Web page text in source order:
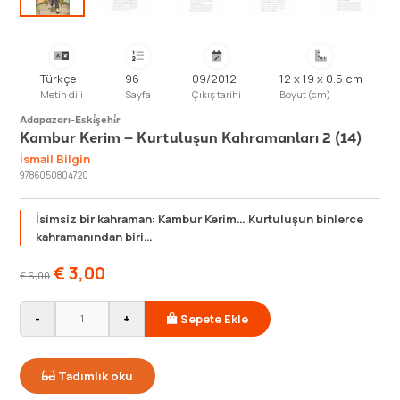
Türkçe
Metin dili
96
Sayfa
09/2012
Çıkış tarihi
12 x 19 x 0.5 cm
Boyut (cm)
Adapazarı-Eski̇şehi̇r
Kambur Kerim – Kurtuluşun Kahramanları 2 (14)
İsmail Bilgin
9786050804720
İsimsiz bir kahraman: Kambur Kerim… Kurtuluşun binlerce
kahramanından biri…
€6,00 €3,00
- + Sepete Ekle
Tadımlık oku